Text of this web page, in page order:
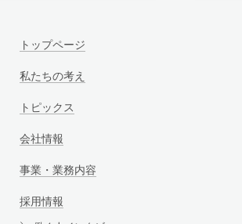
トップページ
私たちの考え
トピックス
会社情報
事業・業務内容
採用情報